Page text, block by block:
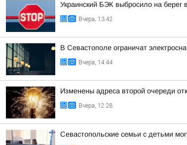
Украинский БЭК выбросило на
Вчера, 13:42
В Севастополе ограничат
Вчера, 14:44
Изменены адреса второй очереди
Вчера, 12:28
Севастопольские семьи с детьми